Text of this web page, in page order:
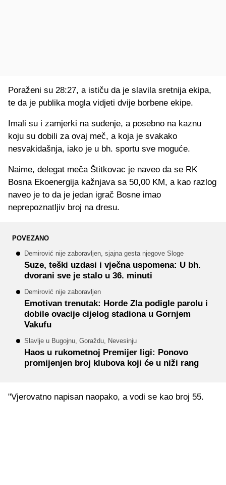
Poraženi su 28:27, a ističu da je slavila sretnija ekipa,
te da je publika mogla vidjeti dvije borbene ekipe.
Imali su i zamjerki na suđenje, a posebno na kaznu
koju su dobili za ovaj meč, a koja je svakako
nesvakidašnja, iako je u bh. sportu sve moguće.
Naime, delegat meča Štitkovac je naveo da se RK
Bosna Ekoenergija kažnjava sa 50,00 KM, a kao razlog
naveo je to da je jedan igrač Bosne imao
neprepoznatljiv broj na dresu.
POVEZANO
Demirović nije zaboravljen, sjajna gesta njegove Sloge
Suze, teški uzdasi i vječna uspomena: U bh.
dvorani sve je stalo u 36. minuti
Demirović nije zaboravljen
Emotivan trenutak: Horde Zla podigle parolu i
dobile ovacije cijelog stadiona u Gornjem
Vakufu
Slavlje u Bugojnu, Goraždu, Nevesinju
Haos u rukometnoj Premijer ligi: Ponovo
promijenjen broj klubova koji će u niži rang
"Vjerovatno napisan naopako, a vodi se kao broj 55.